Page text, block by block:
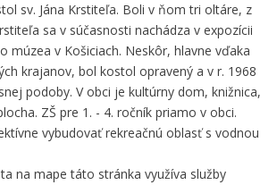
sv. Jána Krstiteľa. Boli v ňom tri oltáre, z
sa v súčasnosti nachádza v expozícii
múzea v Košiciach. Neskôr, hlavne vďaka
krajanov, bol kostol opravený a v r. 1968
podoby. V obci je kultúrny dom, knižnica,
ZŠ pre 1. - 4. ročník priamo v obci.
vybudovať rekreačnú oblasť s vodnou
na mape táto stránka využíva služby